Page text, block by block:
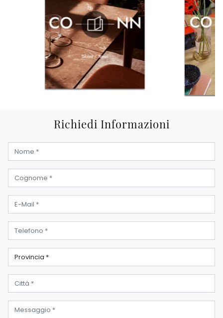
Richiedi Informazioni